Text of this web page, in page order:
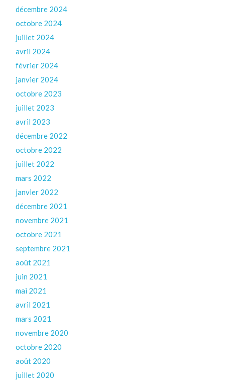
décembre 2024
octobre 2024
juillet 2024
avril 2024
février 2024
janvier 2024
octobre 2023
juillet 2023
avril 2023
décembre 2022
octobre 2022
juillet 2022
mars 2022
janvier 2022
décembre 2021
novembre 2021
octobre 2021
septembre 2021
août 2021
juin 2021
mai 2021
avril 2021
mars 2021
novembre 2020
octobre 2020
août 2020
juillet 2020